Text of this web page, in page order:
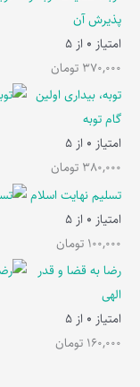
پذیرش آن
امتیاز 0 از 5
370,000 تومان
توبه، بیداری اولین
گام توبه
امتیاز 0 از 5
380,000 تومان
تسلیم نهایت اسلام
امتیاز 0 از 5
100,000 تومان
رضا به قضا و قدر
الهی
امتیاز 0 از 5
160,000 تومان